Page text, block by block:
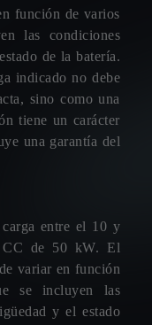
función de varios
las condiciones
de la batería.
indicado no debe
sino como una
tiene un carácter
una garantía del
carga entre el 10 y
de 50 kW. El
variar en función
se incluyen las
y el estado